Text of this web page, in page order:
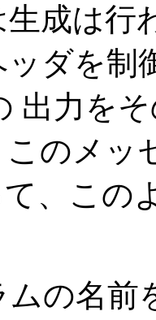
成は行
ダを制
出力を
このメ
、この
ムの名前